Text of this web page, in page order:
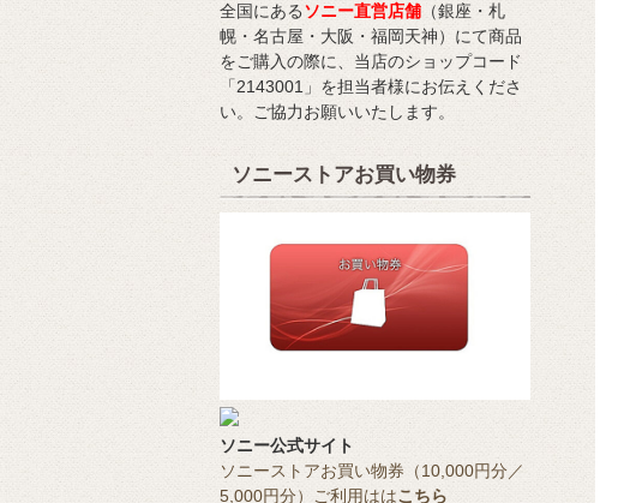
全国にあるソニー直営店舗 （銀座・札
幌・名古屋・大阪・福岡天神）にて商品
をご購入の際に、当店のショップコード
「2143001」を担当者様にお伝えくださ
い。ご協力お願いいたします。
ソニーストアお買い物券
ソニー公式サイト
ソニーストアお買い物券（10,000円分／
5,000円分）ご利用ははこちら